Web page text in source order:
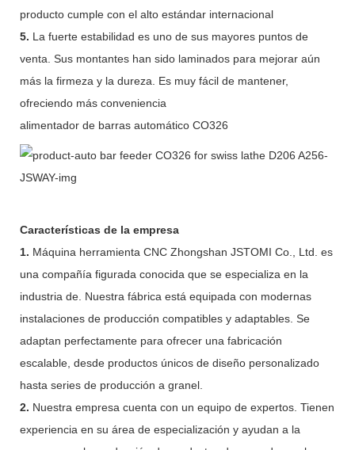
producto cumple con el alto estándar internacional
5. La fuerte estabilidad es uno de sus mayores puntos de
venta. Sus montantes han sido laminados para mejorar aún
más la firmeza y la dureza. Es muy fácil de mantener,
ofreciendo más conveniencia
alimentador de barras automático CO326
Características de la empresa
1. Máquina herramienta CNC Zhongshan JSTOMI Co., Ltd. es
una compañía figurada conocida que se especializa en la
industria de. Nuestra fábrica está equipada con modernas
instalaciones de producción compatibles y adaptables. Se
adaptan perfectamente para ofrecer una fabricación
escalable, desde productos únicos de diseño personalizado
hasta series de producción a granel.
2. Nuestra empresa cuenta con un equipo de expertos. Tienen
experiencia en su área de especialización y ayudan a la